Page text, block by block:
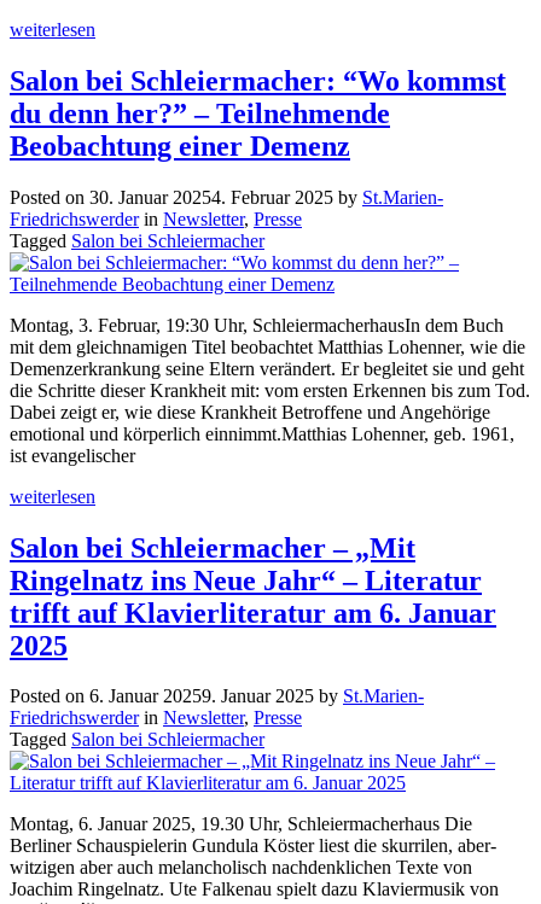
weiterlesen
Salon bei Schleiermacher: “Wo kommst
du denn her?” – Teilnehmende
Beobachtung einer Demenz
Posted on 30. Januar 20254. Februar 2025 by St.Marien-
Friedrichswerderin Newsletter, Presse
Tagged Salon bei Schleiermacher
Montag, 3. Februar, 19:30 Uhr, SchleiermacherhausIn dem Buch
mit dem gleichnamigen Titel beobachtet Matthias Lohenner, wie die
Demenzerkrankung seine Eltern verändert. Er begleitet sie und geht
die Schritte dieser Krankheit mit: vom ersten Erkennen bis zum Tod.
Dabei zeigt er, wie diese Krankheit Betroffene und Angehörige
emotional und körperlich einnimmt.Matthias Lohenner, geb. 1961,
ist evangelischer
weiterlesen
Salon bei Schleiermacher – „Mit
Ringelnatz ins Neue Jahr“ – Literatur
trifft auf Klavierliteratur am 6. Januar
2025
Posted on 6. Januar 20259. Januar 2025 by St.Marien-
Friedrichswerderin Newsletter, Presse
Tagged Salon bei Schleiermacher
Montag, 6. Januar 2025, 19.30 Uhr, Schleiermacherhaus Die
Berliner Schauspielerin Gundula Köster liest die skurrilen, aber­
witzigen aber auch melancholisch nachdenklichen Texte von
Joachim Ringelnatz. Ute Falkenau spielt dazu Klaviermusik von